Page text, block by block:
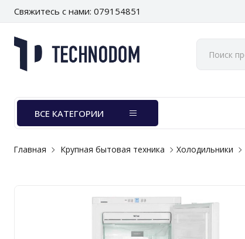
Свяжитесь с нами: 079154851
ВСЕ КАТЕГОРИИ
Главная Крупная бытовая техника Холодильники